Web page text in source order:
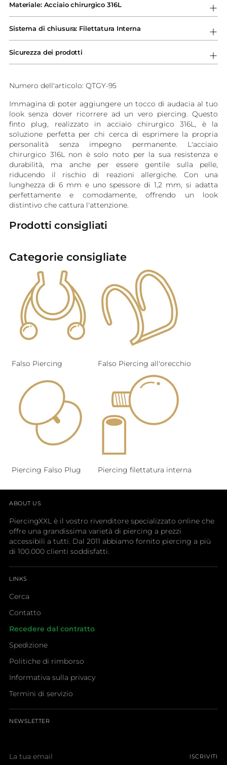
prodotto
al
carrello...
Materiale: Acciaio chirurgico 316L
Sistema di chiusura: Filettatura Interna
Sicurezza dei prodotti
Numero dell'articolo: QTGY-95
Immagina di poter aggiungere un tocco di audacia al tuo
look senza dover ricorrere ad un vero piercing. Questo
finto plug, realizzato in acciaio chirurgico 316L, è la
soluzione perfetta per chi cerca di esprimere la propria
personalità senza impegno permanente. L'acciaio
chirurgico 316L non è solo noto per la sua resistenza e
durabilità, ma anche per essere gentile sulla pelle,
riducendo il rischio di reazioni allergiche. Con una
lunghezza di 6 mm e uno spessore di 1,2 mm, si adatta
perfettamente e comodamente, offrendo un look
distintivo che cattura l'attenzione.
Prodotti consigliati
Categorie consigliate
Falso Piercing Falso Piercing all'orecchio
Piercing Falso Plug Piercing filettatura interna
ABOUT US
PiercingXXL è il vostro rivenditore specializzato online che
offre una grandissima varietà di piercing a prezzi
accessibili a tutti. Dal 2011 abbiamo fornito piercing a più
di 100.000 clienti soddisfatti.
LINKS
Cerca
Contatto
Recedere dal contratto
Spedizione
Politiche di rimborso
Informativa sulla privacy
Termini di servizio
NEWSLETTER
tua
ISCRIVITI